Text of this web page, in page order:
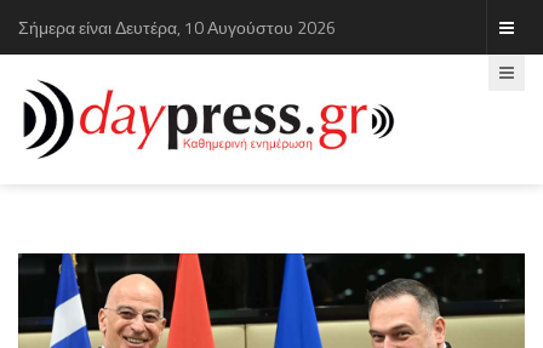
Σήμερα είναι Δευτέρα, 10 Αυγούστου 2026